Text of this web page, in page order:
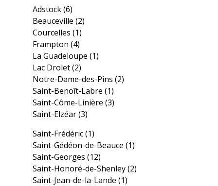
Adstock(6)
Beauceville(2)
Courcelles(1)
Frampton(4)
La Guadeloupe(1)
Lac Drolet(2)
Notre-Dame-des-Pins(2)
Saint-Benoît-Labre(1)
Saint-Côme-Linière(3)
Saint-Elzéar(3)
Saint-Frédéric(1)
Saint-Gédéon-de-Beauce(1)
Saint-Georges(12)
Saint-Honoré-de-Shenley(2)
Saint-Jean-de-la-Lande(1)